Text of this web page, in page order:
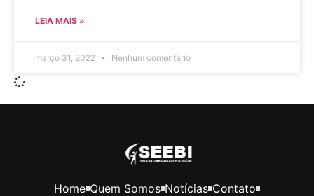
LEIA MAIS »
março 31, 2022 Nenhum comentário
Home Quem Somos Notícias Contato